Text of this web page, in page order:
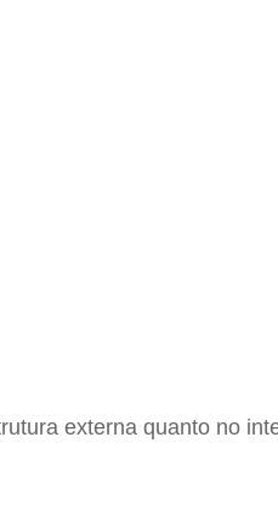
externa quanto no